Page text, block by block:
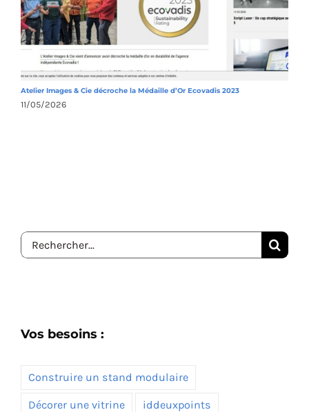
Atelier Images & Cie décroche la Médaille d’Or Ecovadis 2023
11/05/2026
Rechercher:
Vos besoins :
Construire un stand modulaire
Décorer une vitrine iddeuxpoints